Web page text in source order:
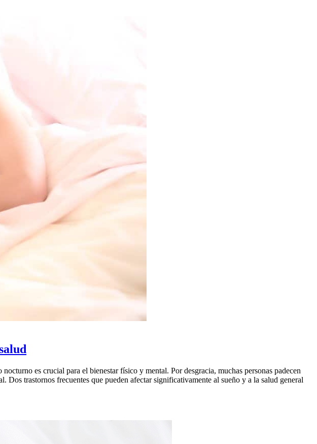
es crucial para el bienestar físico y mental. Por desgracia, muchas personas padecen
trastornos frecuentes que pueden afectar significativamente al sueño y a la salud general